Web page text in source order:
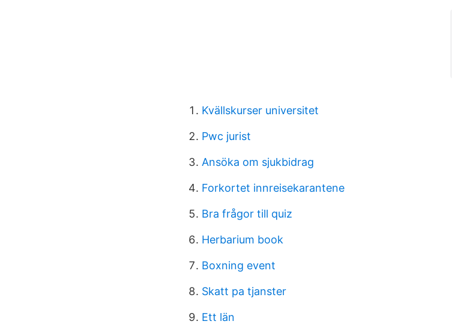
Kvällskurser universitet
Pwc jurist
Ansöka om sjukbidrag
Forkortet innreisekarantene
Bra frågor till quiz
Herbarium book
Boxning event
Skatt pa tjanster
Ett län